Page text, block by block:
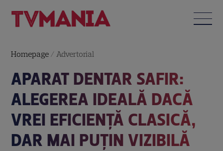
Homepage / Advertorial
APARAT DENTAR SAFIR:
ALEGEREA IDEALĂ DACĂ
VREI EFICIENȚĂ CLASICĂ,
DAR MAI PUȚIN VIZIBILĂ